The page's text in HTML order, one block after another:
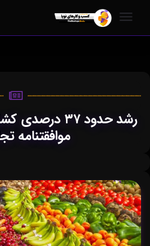
رشد حدود ۳۷
موافقتنامه